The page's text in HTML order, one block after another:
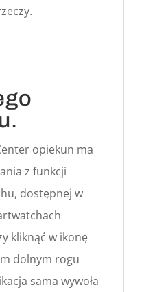
opiekun ma
z funkcji
dostępnej w
kliknąć w ikonę
dolnym rogu
sama wywoła